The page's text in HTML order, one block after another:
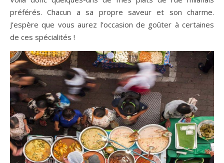
préférés. Chacun a sa propre saveur et son charme.
J’espère que vous aurez l’occasion de goûter à certaines
de ces spécialités !